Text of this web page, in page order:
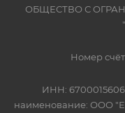
ОБЩЕСТВО С
Номер
ИНН:
наименование: ООО